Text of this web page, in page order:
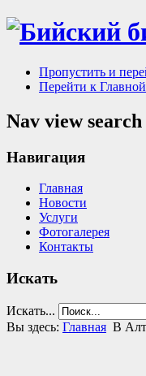
Пропустить и
Перейти к
Nav view search
Навигация
Главная
Новости
Услуги
Фотогалерея
Контакты
Искать
Искать...
Вы здесь: Главная В